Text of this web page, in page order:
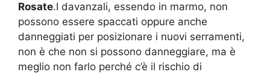
Rosate.I davanzali, essendo in marmo, non
possono essere spaccati oppure anche
danneggiati per posizionare i nuovi serramenti,
non è che non si possono danneggiare, ma è
meglio non farlo perché c’è il rischio di